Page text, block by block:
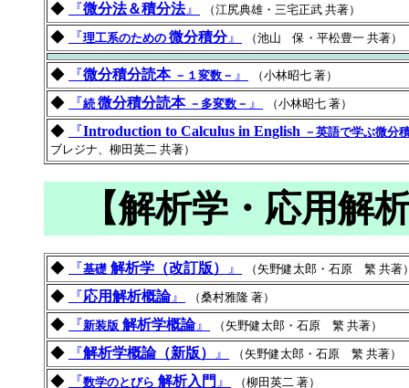
◆ 『微分法＆積分法』 （江尻典雄・三宅正武 共著）
◆ 『理工系のための 微分積分』 （池山 保・平松豊一 共著）
◆ 『微分積分読本 －１変数－ 』 （小林昭七 著）
◆ 『続 微分積分読本 －多変数－ 』 （小林昭七 著）
◆ 『Introduction to Calculus in English －英語で学ぶ微分
ブレジナ、柳田英二 共著）
【解析学・応用解
◆ 『基礎 解析学（改訂版） 』 （矢野健太郎・石原 繁 共著
◆ 『応用解析概論』 （桑村雅隆 著）
◆ 『新装版 解析学概論』 （矢野健太郎・石原 繁 共著）
◆ 『解析学概論（新版） 』 （矢野健太郎・石原 繁 共著）
◆ 『数学のとびら 解析入門 』 （柳田英二 著）